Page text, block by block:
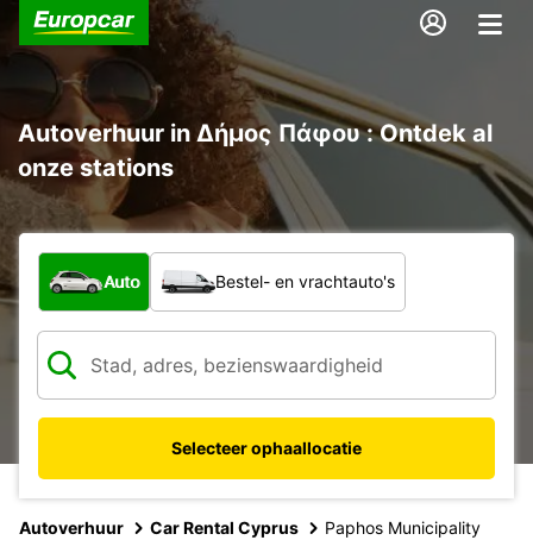
Autoverhuur in Δήμος Πάφου : Ontdek al
onze stations
Welk type voertuig?
Auto Bestel- en vrachtauto's
Selecteer ophaallocatie
Autoverhuur Car Rental Cyprus Paphos Municipality